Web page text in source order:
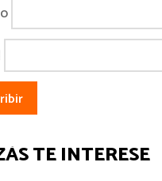
TE INTERESE